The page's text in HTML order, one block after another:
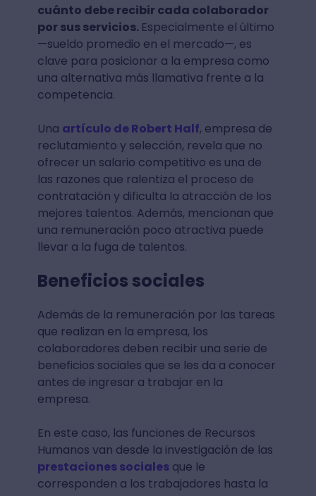
cuánto debe recibir cada colaborador
por sus servicios. Especialmente el último
—sueldo promedio en el mercado—, es
clave para posicionar a la empresa como
una alternativa más llamativa frente a la
competencia.
Una artículo de Robert Half, empresa de
reclutamiento y selección, revela que no
ofrecer un salario competitivo es una de
las razones que ralentiza el proceso de
contratación y dificulta la atracción de los
mejores talentos. Además, mencionan que
una remuneración poco atractiva puede
llevar a la fuga de talentos.
Beneficios sociales
Además de la remuneración por las tareas
que realizan en la empresa, los
colaboradores deben recibir una serie de
beneficios sociales que se les da a conocer
antes de ingresar a trabajar en la
empresa.
En este caso, las funciones de Recursos
Humanos van desde la investigación de las
prestaciones socialesque le
corresponden a los trabajadores hasta la